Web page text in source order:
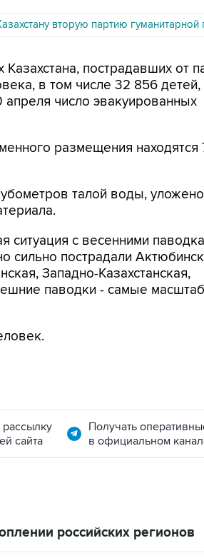
вторую партию
Казахстана, пострадавших от
в том числе 32 856 детей,
число эвакуированных
размещения находятся
талой воды,
ситуация с весенними
сильно пострадали
Западно-Казахстанская,
паводки - самые
рассылку
сайта
Получать
в официальном
российских регионов